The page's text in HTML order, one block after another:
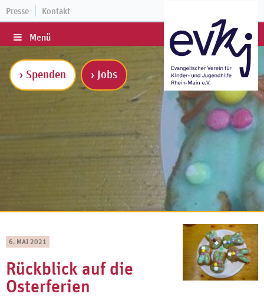
Presse Kontakt
Menü
› Spenden › Jobs
6. MAI 2021
Rückblick auf die
Osterferien